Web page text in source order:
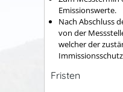
Emissionswerte.
Nach Abschluss
von der
welcher der
Fristen